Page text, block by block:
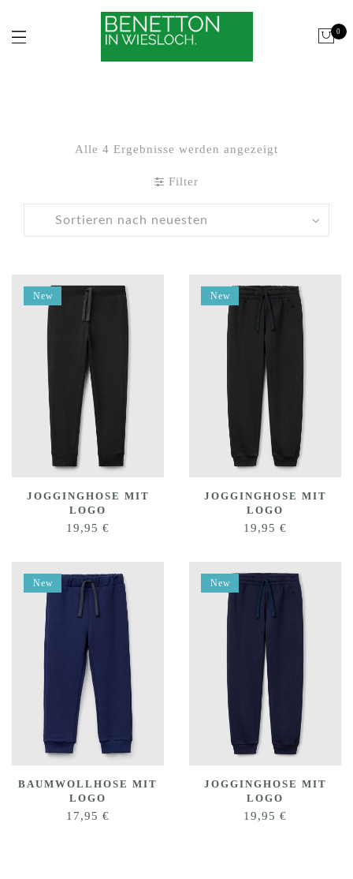
0
Alle 4 Ergebnisse werden angezeigt
sortiert
Filter
New
JOGGINGHOSE MIT
LOGO
19,95 €
New
JOGGINGHOSE MIT
LOGO
19,95 €
New
BAUMWOLLHOSE MIT
LOGO
17,95 €
New
JOGGINGHOSE MIT
LOGO
19,95 €